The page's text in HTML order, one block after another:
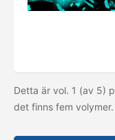
Detta är vol. 1 (av 5)
det finns fem